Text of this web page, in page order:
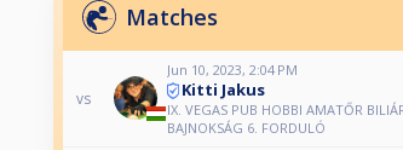
Matches
vs
Jun 10, 2023, 2:04 PM
Kitti Jakus
IX. VEGAS PUB HOBBI AMATŐR
BAJNOKSÁG 6. FORDULÓ